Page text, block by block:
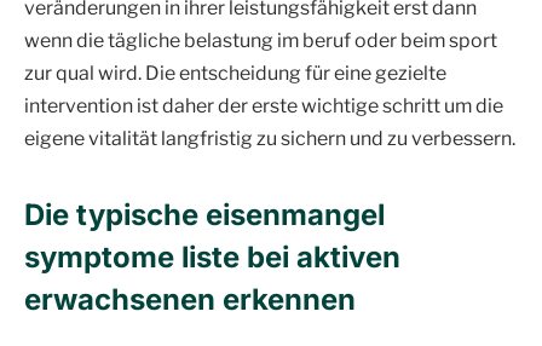
veränderungen in ihrer leistungsfähigkeit erst dann
wenn die tägliche belastung im beruf oder beim sport
zur qual wird. Die entscheidung für eine gezielte
intervention ist daher der erste wichtige schritt um die
eigene vitalität langfristig zu sichern und zu verbessern.
Die typische eisenmangel
symptome liste bei aktiven
erwachsenen erkennen